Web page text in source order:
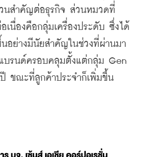
นสำคัญต่อธุรกิจ ส่วนหมวดที่
อเนื่องคือกลุ่มเครื่องประดับ ซึ่งได้
อย่างมีนัยสำคัญในช่วงที่ผ่านมา
บรนด์ครอบคลุมตั้งแต่กลุ่ม Gen
ขณะที่ลูกค้าประจำก็เพิ่มขึ้น